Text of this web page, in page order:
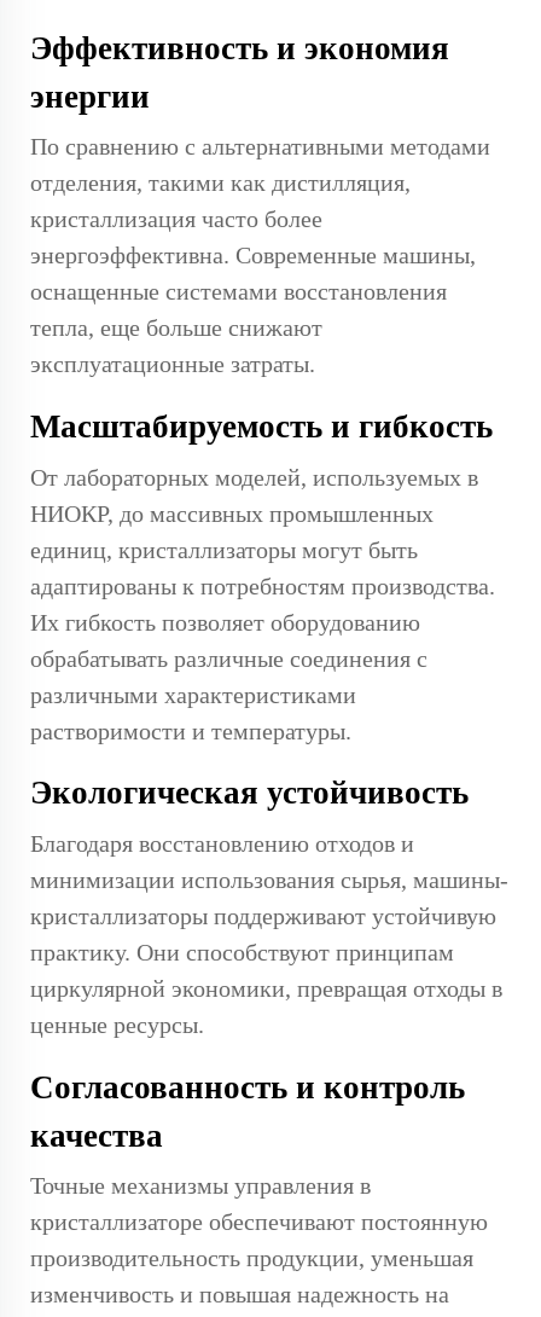
Эффективность и экономия
энергии
По сравнению с альтернативными методами
отделения, такими как дистилляция,
кристаллизация часто более
энергоэффективна. Современные машины,
оснащенные системами восстановления
тепла, еще больше снижают
эксплуатационные затраты.
Масштабируемость и гибкость
От лабораторных моделей, используемых в
НИОКР, до массивных промышленных
единиц, кристаллизаторы могут быть
адаптированы к потребностям производства.
Их гибкость позволяет оборудованию
обрабатывать различные соединения с
различными характеристиками
растворимости и температуры.
Экологическая устойчивость
Благодаря восстановлению отходов и
минимизации использования сырья, машины-
кристаллизаторы поддерживают устойчивую
практику. Они способствуют принципам
циркулярной экономики, превращая отходы в
ценные ресурсы.
Согласованность и контроль
качества
Точные механизмы управления в
кристаллизаторе обеспечивают постоянную
производительность продукции, уменьшая
изменчивость и повышая надежность на